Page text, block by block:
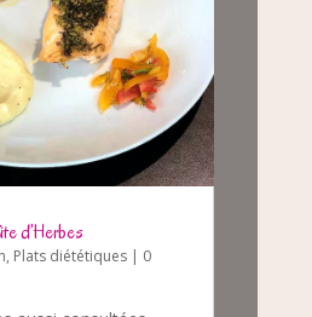
d’Herbes
, Plats diététiques| 0